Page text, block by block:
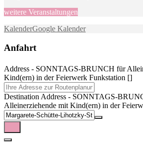
weitere Veranstaltungen
KalenderGoogle Kalender
Anfahrt
Address - SONNTAGS-BRUNCH für
Kind(ern) in der Feierwerk Funkstation []
Destination Address - SONNTAGS-
Alleinerziehende mit Kind(ern) in der